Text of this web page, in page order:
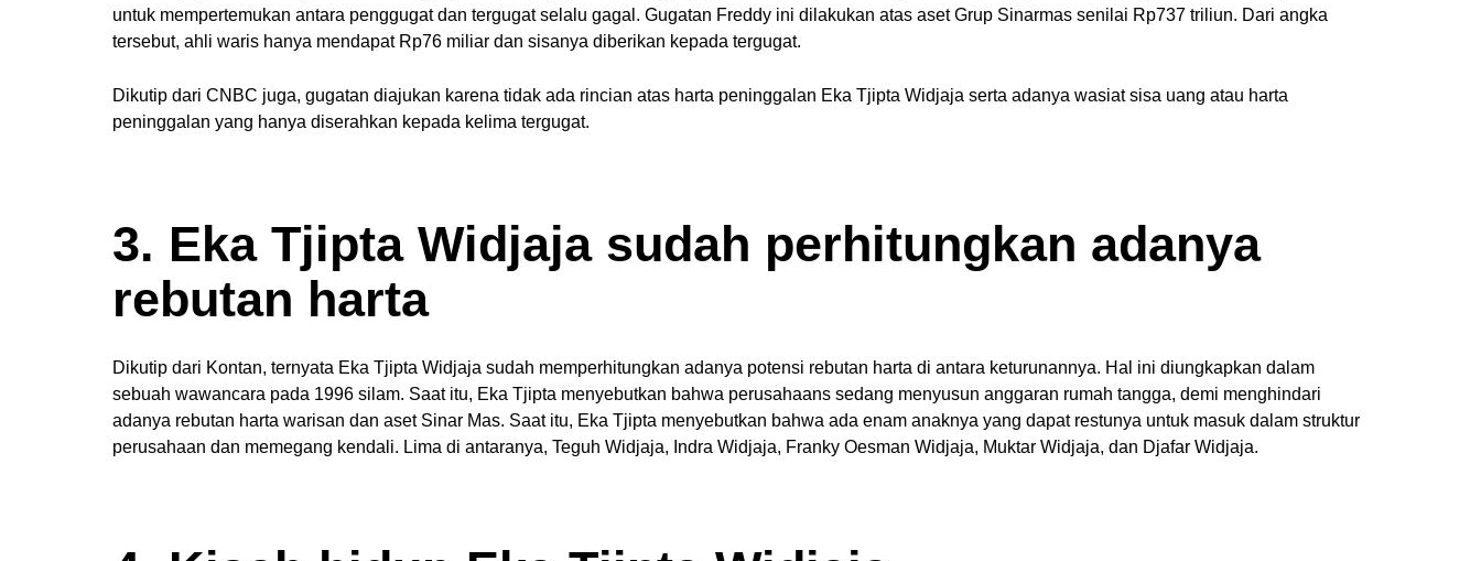
untuk mempertemukan antara penggugat dan tergugat selalu gagal. Gugatan Freddy ini dilakukan atas aset Grup Sinarmas senilai Rp737 triliun. Dari angka
tersebut, ahli waris hanya mendapat Rp76 miliar dan sisanya diberikan kepada tergugat.
Dikutip dari CNBC juga, gugatan diajukan karena tidak ada rincian atas harta peninggalan Eka Tjipta Widjaja serta adanya wasiat sisa uang atau harta
peninggalan yang hanya diserahkan kepada kelima tergugat.
3. Eka Tjipta Widjaja sudah perhitungkan adanya
rebutan harta
Dikutip dari Kontan, ternyata Eka Tjipta Widjaja sudah memperhitungkan adanya potensi rebutan harta di antara keturunannya. Hal ini diungkapkan dalam
sebuah wawancara pada 1996 silam. Saat itu, Eka Tjipta menyebutkan bahwa perusahaans sedang menyusun anggaran rumah tangga, demi menghindari
adanya rebutan harta warisan dan aset Sinar Mas. Saat itu, Eka Tjipta menyebutkan bahwa ada enam anaknya yang dapat restunya untuk masuk dalam struktur
perusahaan dan memegang kendali. Lima di antaranya, Teguh Widjaja, Indra Widjaja, Franky Oesman Widjaja, Muktar Widjaja, dan Djafar Widjaja.